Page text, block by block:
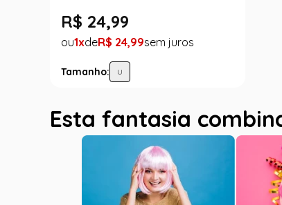
R$ 24,99
1 R$ 24,99
Tamanho: U
Esta fantasia